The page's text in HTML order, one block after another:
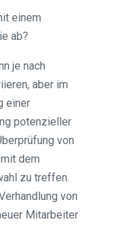
einem
ab?
je nach
aber im
einer
potenzieller
von
dem
zu treffen.
von
Mitarbeiter